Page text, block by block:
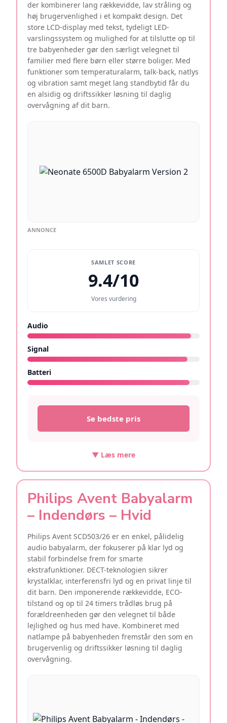
der kombinerer lang rækkevidde, lav stråling og
høj brugervenlighed i et kompakt design. Det
store LCD-display med tekst, tydeligt LED-
varslingssystem og mulighed for at tilslutte op til
tre babyenheder gør den særligt velegnet til
familier med flere børn eller større boliger. Med
funktioner som temperaturalarm, talk-back, natlys
og vibration samt meget lang standbytid får du
en alsidig og driftssikker løsning til daglig
overvågning af dit barn.
ANNONCE
SAMLET SCORE
9.4/10
Vores vurdering
Audio
Signal
Batteri
Se bedste pris
▼ Læs mere
Philips Avent Babyalarm
– Indendørs – Hvid
Philips Avent SCD503/26 er en enkel, pålidelig
audio babyalarm, der fokuserer på klar lyd og
stabil forbindelse frem for smarte
ekstrafunktioner. DECT-teknologien sikrer
krystalklar, interferensfri lyd og en privat linje til
dit barn. Den imponerende rækkevidde, ECO-
tilstand og op til 24 timers trådløs brug på
forældreenheden gør den velegnet til både
lejlighed og hus med have. Kombineret med
natlampe på babyenheden fremstår den som en
brugervenlig og driftssikker løsning til daglig
overvågning.